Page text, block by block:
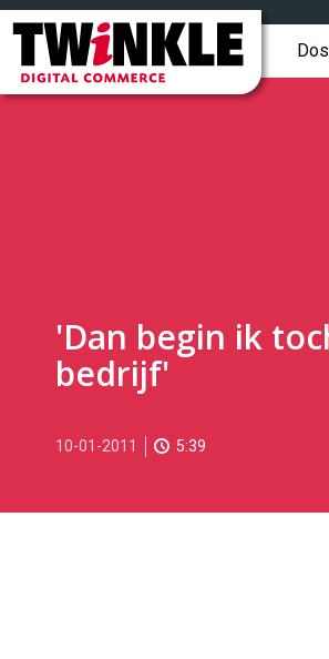
Twinkle
Digital
Commerce
Topmenu
'Dan begin ik
bedrijf'
2011-
2017-
10-01-2011 5:39